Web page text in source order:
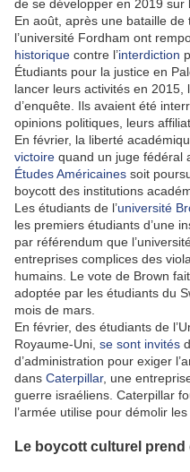
de se développer en 2019 sur
En août, après une bataille
l’université Fordham ont
historique contre l’interdiction
Étudiants pour la justice en
lancer leurs activités en 2015,
d’enquête. Ils avaient été
opinions politiques, leurs
En février, la liberté
victoire quand un juge fédéral
Études Américaines soit
boycott des institutions
Les étudiants de l’université
les premiers étudiants d’une
par référendum que
entreprises complices des
humains. Le vote de Brown
adoptée par les étudiants du
mois de mars.
En février, des étudiants de
Royaume-Uni, se sont invités
d’administration pour exiger
dans Caterpillar, une
guerre israéliens. Caterpillar
l’armée utilise pour démolir
Le boycott culturel prend